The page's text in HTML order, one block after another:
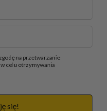
na przetwarzanie
celu otrzymywania
się!